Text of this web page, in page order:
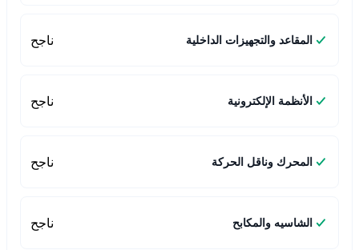
المقاعد والتجهيزات الداخلية ناجح
الأنظمة الإلكترونية ناجح
المحرك وناقل الحركة ناجح
الشاسيه والمكابح ناجح